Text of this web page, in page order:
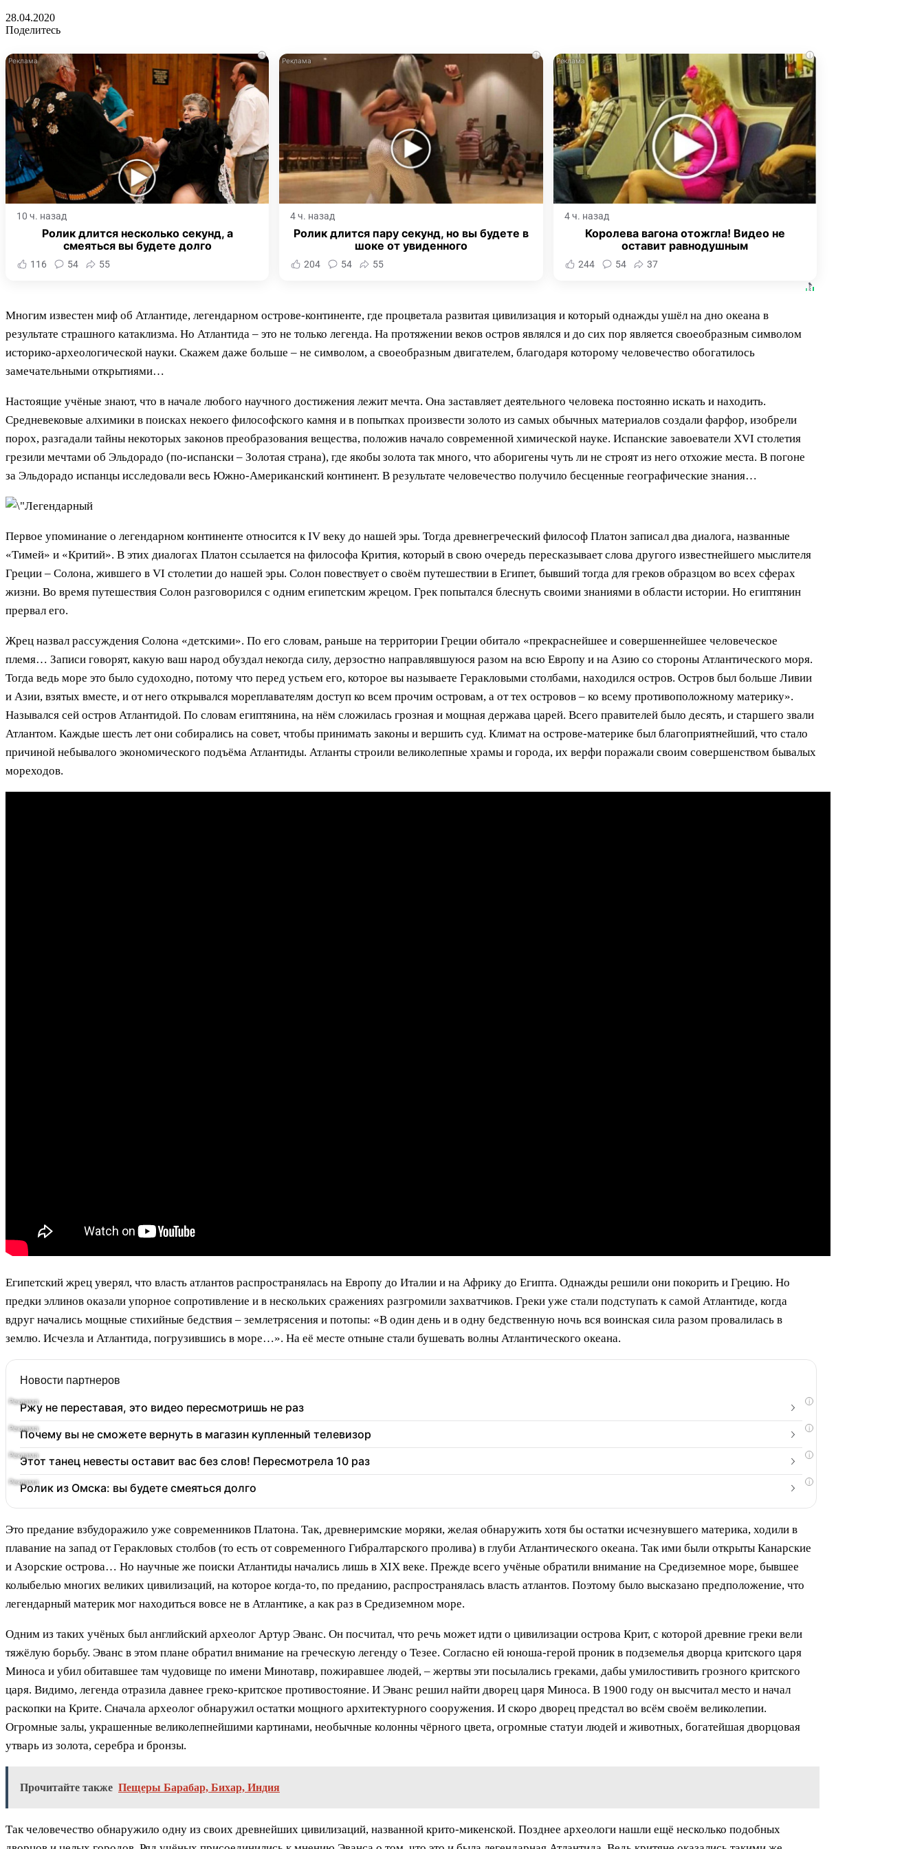
28.04.2020
Поделитесь
i
10 ч. назад
Ролик длится несколько секунд, а
смеяться вы будете долго
116 54 55
i
4 ч. назад
Ролик длится пару секунд, но вы будете в
шоке от увиденного
204 54 55
i
4 ч. назад
Королева вагона отожгла! Видео не
оставит равнодушным
244 54 37
Многим известен миф об Атлантиде, легендарном острове-континенте, где процветала развитая цивилизация и который однажды ушёл на дно океана в
результате страшного катаклизма. Но Атлантида – это не только легенда. На протяжении веков остров являлся и до сих пор является своеобразным символом
историко-археологической науки. Скажем даже больше – не символом, а своеобразным двигателем, благодаря которому человечество обогатилось
замечательными открытиями…
Настоящие учёные знают, что в начале любого научного достижения лежит мечта. Она заставляет деятельного человека постоянно искать и находить.
Средневековые алхимики в поисках некоего философского камня и в попытках произвести золото из самых обычных материалов создали фарфор, изобрели
порох, разгадали тайны некоторых законов преобразования вещества, положив начало современной химической науке. Испанские завоеватели XVI столетия
грезили мечтами об Эльдорадо (по-испански – Золотая страна), где якобы золота так много, что аборигены чуть ли не строят из него отхожие места. В погоне
за Эльдорадо испанцы исследовали весь Южно-Американский континент. В результате человечество получило бесценные географические знания…
Первое упоминание о легендарном континенте относится к IV веку до нашей эры. Тогда древнегреческий философ Платон записал два диалога, названные
«Тимей» и «Критий». В этих диалогах Платон ссылается на философа Крития, который в свою очередь пересказывает слова другого известнейшего мыслителя
Греции – Солона, жившего в VI столетии до нашей эры. Солон повествует о своём путешествии в Египет, бывший тогда для греков образцом во всех сферах
жизни. Во время путешествия Солон разговорился с одним египетским жрецом. Грек попытался блеснуть своими знаниями в области истории. Но египтянин
прервал его.
Жрец назвал рассуждения Солона «детскими». По его словам, раньше на территории Греции обитало «прекраснейшее и совершеннейшее человеческое
племя… Записи говорят, какую ваш народ обуздал некогда силу, дерзостно направлявшуюся разом на всю Европу и на Азию со стороны Атлантического моря.
Тогда ведь море это было судоходно, потому что перед устьем его, которое вы называете Геракловыми столбами, находился остров. Остров был больше Ливии
и Азии, взятых вместе, и от него открывался мореплавателям доступ ко всем прочим островам, а от тех островов – ко всему противоположному материку».
Назывался сей остров Атлантидой. По словам египтянина, на нём сложилась грозная и мощная держава царей. Всего правителей было десять, и старшего звали
Атлантом. Каждые шесть лет они собирались на совет, чтобы принимать законы и вершить суд. Климат на острове-материке был благоприятнейший, что стало
причиной небывалого экономического подъёма Атлантиды. Атланты строили великолепные храмы и города, их верфи поражали своим совершенством бывалых
мореходов.
Египетский жрец уверял, что власть атлантов распространялась на Европу до Италии и на Африку до Египта. Однажды решили они покорить и Грецию. Но
предки эллинов оказали упорное сопротивление и в нескольких сражениях разгромили захватчиков. Греки уже стали подступать к самой Атлантиде, когда
вдруг начались мощные стихийные бедствия – землетрясения и потопы: «В один день и в одну бедственную ночь вся воинская сила разом провалилась в
землю. Исчезла и Атлантида, погрузившись в море…». На её месте отныне стали бушевать волны Атлантического океана.
Новости партнеров
i
Ржу не переставая, это видео пересмотришь не раз
i
Почему вы не сможете вернуть в магазин купленный телевизор
i
Этот танец невесты оставит вас без слов! Пересмотрела 10 раз
i
Ролик из Омска: вы будете смеяться долго
Это предание взбудоражило уже современников Платона. Так, древнеримские моряки, желая обнаружить хотя бы остатки исчезнувшего материка, ходили в
плавание на запад от Геракловых столбов (то есть от современного Гибралтарского пролива) в глуби Атлантического океана. Так ими были открыты Канарские
и Азорские острова… Но научные же поиски Атлантиды начались лишь в XIX веке. Прежде всего учёные обратили внимание на Средиземное море, бывшее
колыбелью многих великих цивилизаций, на которое когда-то, по преданию, распространялась власть атлантов. Поэтому было высказано предположение, что
легендарный материк мог находиться вовсе не в Атлантике, а как раз в Средиземном море.
Одним из таких учёных был английский археолог Артур Эванс. Он посчитал, что речь может идти о цивилизации острова Крит, с которой древние греки вели
тяжёлую борьбу. Эванс в этом плане обратил внимание на греческую легенду о Тезее. Согласно ей юноша-герой проник в подземелья дворца критского царя
Миноса и убил обитавшее там чудовище по имени Минотавр, пожиравшее людей, – жертвы эти посылались греками, дабы умилостивить грозного критского
царя. Видимо, легенда отразила давнее греко-критское противостояние. И Эванс решил найти дворец царя Миноса. В 1900 году он высчитал место и начал
раскопки на Крите. Сначала археолог обнаружил остатки мощного архитектурного сооружения. И скоро дворец предстал во всём своём великолепии.
Огромные залы, украшенные великолепнейшими картинами, необычные колонны чёрного цвета, огромные статуи людей и животных, богатейшая дворцовая
утварь из золота, серебра и бронзы.
Прочитайте также Пещеры Барабар, Бихар, Индия
Так человечество обнаружило одну из своих древнейших цивилизаций, названной крито-микенской. Позднее археологи нашли ещё несколько подобных